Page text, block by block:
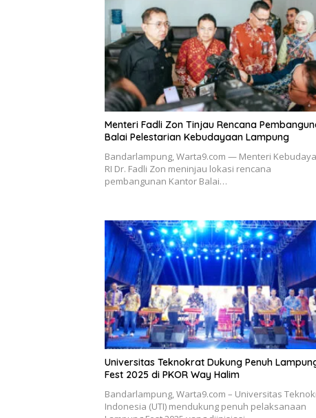
Menteri Fadli Zon Tinjau Rencana
Balai Pelestarian Kebudayaan Lampung
Bandarlampung, Warta9.com — Menteri
RI Dr. Fadli Zon meninjau lokasi rencana
pembangunan Kantor Balai…
Universitas Teknokrat Dukung Penuh
Fest 2025 di PKOR Way Halim
Bandarlampung, Warta9.com – Universitas
Indonesia (UTI) mendukung penuh pelaksanaan